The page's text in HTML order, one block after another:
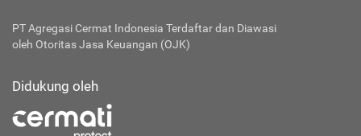
PT Agregasi Cermat Indonesia Terdaftar dan Diawasi
oleh Otoritas Jasa Keuangan (OJK)
Didukung oleh